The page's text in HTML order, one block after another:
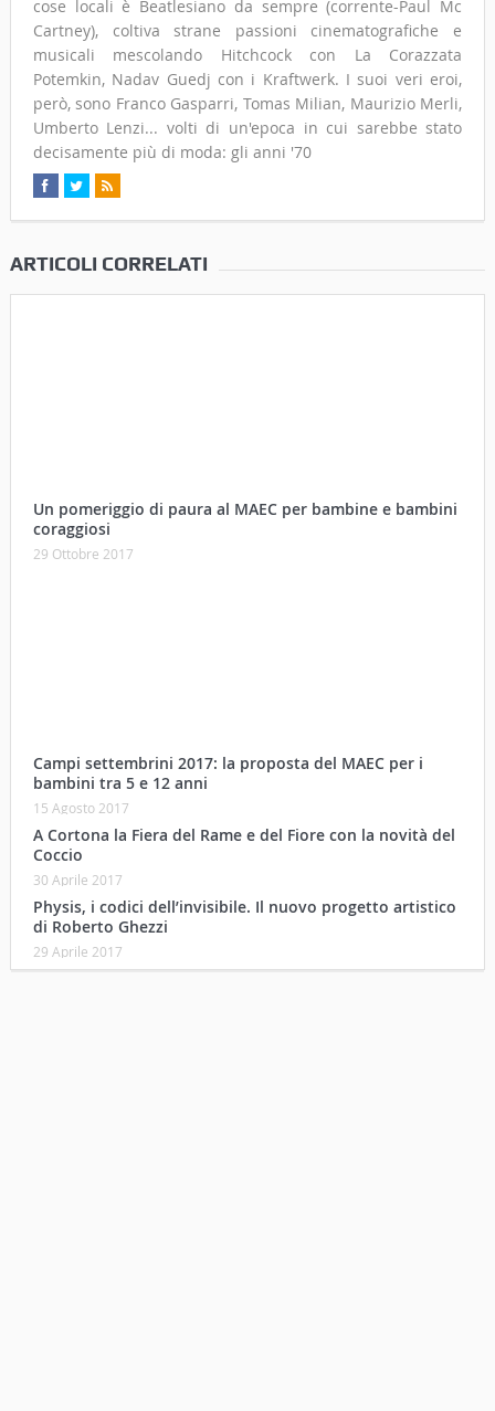
cose locali è Beatlesiano da sempre (corrente-Paul Mc
Cartney), coltiva strane passioni cinematografiche e
musicali mescolando Hitchcock con La Corazzata
Potemkin, Nadav Guedj con i Kraftwerk. I suoi veri eroi,
però, sono Franco Gasparri, Tomas Milian, Maurizio Merli,
Umberto Lenzi... volti di un'epoca in cui sarebbe stato
decisamente più di moda: gli anni '70
ARTICOLI CORRELATI
Un pomeriggio di paura al MAEC per bambine e bambini
coraggiosi
29 Ottobre 2017
Campi settembrini 2017: la proposta del MAEC per i
bambini tra 5 e 12 anni
15 Agosto 2017
A Cortona la Fiera del Rame e del Fiore con la novità del
Coccio
30 Aprile 2017
Physis, i codici dell’invisibile. Il nuovo progetto artistico
di Roberto Ghezzi
29 Aprile 2017